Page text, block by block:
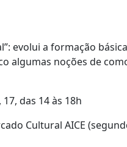
evolui a formação
algumas noções de
das 14 às 18h
Cultural AICE